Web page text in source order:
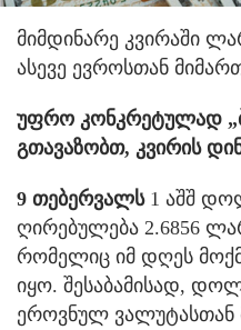
მიმდინარე კვირაში
ასევე ევროსთან
უფრო კონკრეტულად
გთავაზობთ, კვირის
9 თებერვალს1 აშშ
ღირებულება 2.6856
რომელიც იმ დღეს
იყო. შესაბამისად,
ეროვნულ ვალუტასთან